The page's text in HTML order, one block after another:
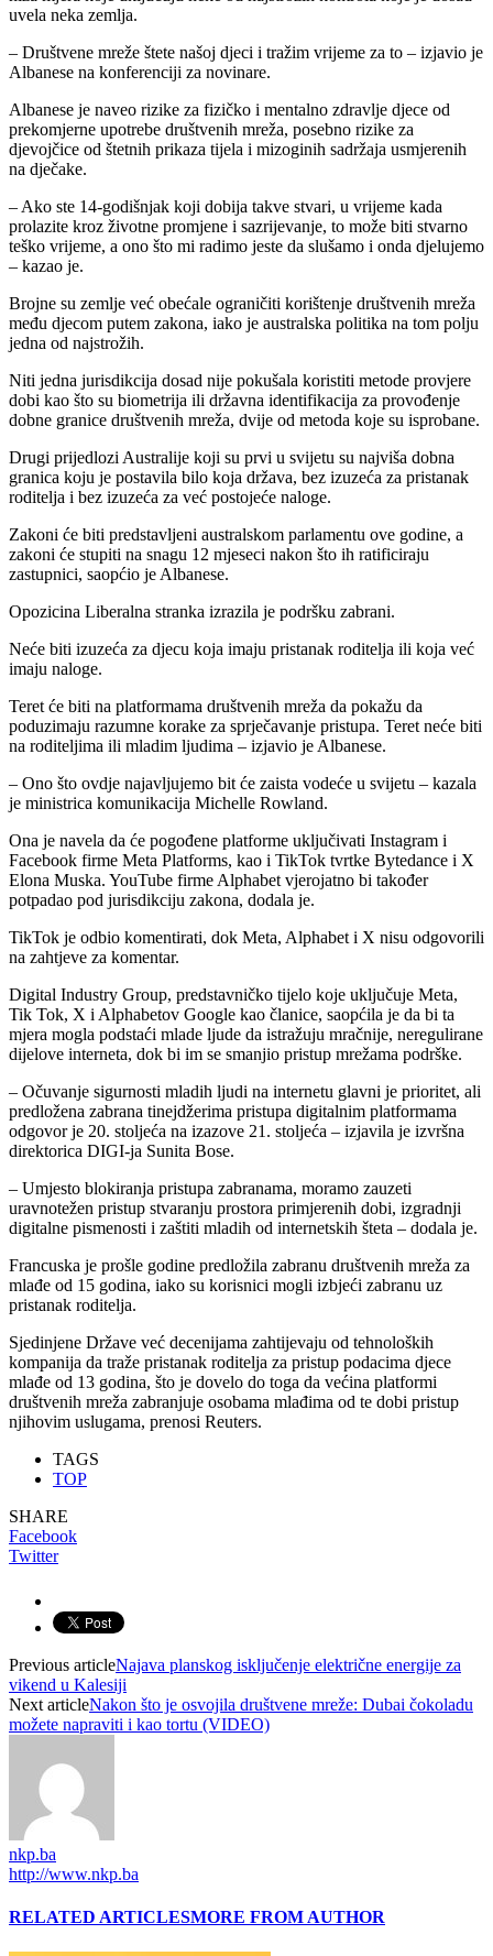
uvela neka zemlja.
– Društvene mreže štete našoj djeci i tražim vrijeme za to – izjavio je
Albanese na konferenciji za novinare.
Albanese je naveo rizike za fizičko i mentalno zdravlje djece od
prekomjerne upotrebe društvenih mreža, posebno rizike za
djevojčice od štetnih prikaza tijela i mizoginih sadržaja usmjerenih
na dječake.
– Ako ste 14-godišnjak koji dobija takve stvari, u vrijeme kada
prolazite kroz životne promjene i sazrijevanje, to može biti stvarno
teško vrijeme, a ono što mi radimo jeste da slušamo i onda djelujemo
– kazao je.
Brojne su zemlje već obećale ograničiti korištenje društvenih mreža
među djecom putem zakona, iako je australska politika na tom polju
jedna od najstrožih.
Niti jedna jurisdikcija dosad nije pokušala koristiti metode provjere
dobi kao što su biometrija ili državna identifikacija za provođenje
dobne granice društvenih mreža, dvije od metoda koje su isprobane.
Drugi prijedlozi Australije koji su prvi u svijetu su najviša dobna
granica koju je postavila bilo koja država, bez izuzeća za pristanak
roditelja i bez izuzeća za već postojeće naloge.
Zakoni će biti predstavljeni australskom parlamentu ove godine, a
zakoni će stupiti na snagu 12 mjeseci nakon što ih ratificiraju
zastupnici, saopćio je Albanese.
Opozicina Liberalna stranka izrazila je podršku zabrani.
Neće biti izuzeća za djecu koja imaju pristanak roditelja ili koja već
imaju naloge.
Teret će biti na platformama društvenih mreža da pokažu da
poduzimaju razumne korake za sprječavanje pristupa. Teret neće biti
na roditeljima ili mladim ljudima – izjavio je Albanese.
– Ono što ovdje najavljujemo bit će zaista vodeće u svijetu – kazala
je ministrica komunikacija Michelle Rowland.
Ona je navela da će pogođene platforme uključivati ​​Instagram i
Facebook firme Meta Platforms, kao i TikTok tvrtke Bytedance i X
Elona Muska. YouTube firme Alphabet vjerojatno bi također
potpadao pod jurisdikciju zakona, dodala je.
TikTok je odbio komentirati, dok Meta, Alphabet i X nisu odgovorili
na zahtjeve za komentar.
Digital Industry Group, predstavničko tijelo koje uključuje Meta,
Tik Tok, X i Alphabetov Google kao članice, saopćila je da bi ta
mjera mogla podstaći mlade ljude da istražuju mračnije, neregulirane
dijelove interneta, dok bi im se smanjio pristup mrežama podrške.
– Očuvanje sigurnosti mladih ljudi na internetu glavni je prioritet, ali
predložena zabrana tinejdžerima pristupa digitalnim platformama
odgovor je 20. stoljeća na izazove 21. stoljeća – izjavila je izvršna
direktorica DIGI-ja Sunita Bose.
– Umjesto blokiranja pristupa zabranama, moramo zauzeti
uravnotežen pristup stvaranju prostora primjerenih dobi, izgradnji
digitalne pismenosti i zaštiti mladih od internetskih šteta – dodala je.
Francuska je prošle godine predložila zabranu društvenih mreža za
mlađe od 15 godina, iako su korisnici mogli izbjeći zabranu uz
pristanak roditelja.
Sjedinjene Države već decenijama zahtijevaju od tehnoloških
kompanija da traže pristanak roditelja za pristup podacima djece
mlađe od 13 godina, što je dovelo do toga da većina platformi
društvenih mreža zabranjuje osobama mlađima od te dobi pristup
njihovim uslugama, prenosi Reuters.
TAGS
TOP
SHARE
Facebook
Twitter
Previous articleNajava planskog isključenje električne energije za
vikend u Kalesiji
Next articleNakon što je osvojila društvene mreže: Dubai čokoladu
možete napraviti i kao tortu (VIDEO)
nkp.ba
http://www.nkp.ba
RELATED ARTICLESMORE FROM AUTHOR